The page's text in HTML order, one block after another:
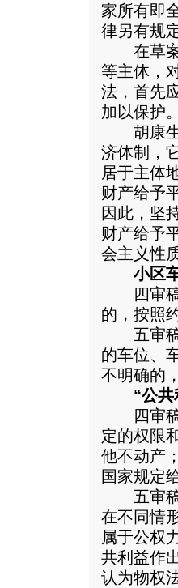
家所有即
律另有规
在草案
等主体，
法，首先
加以保护。
胡康生
济体制，
居于主体
财产给予
因此，坚
财产给予
会主义性
小区车
四审稿
的，按照
五审稿
的车位、
不明确的
“公共
四审稿
定的权限
他不动产
国家规定
五审稿
在不同情
属于公权
共利益作
认为物权